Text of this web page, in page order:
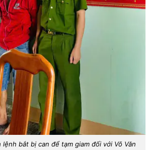
bắt bị can để tạm giam đối với Võ Văn